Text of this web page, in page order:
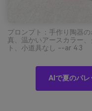
プロンプト：手作り陶器
真、温かいアースカラー
ト、小道具なし --ar 4:3
AIで夏のパレ